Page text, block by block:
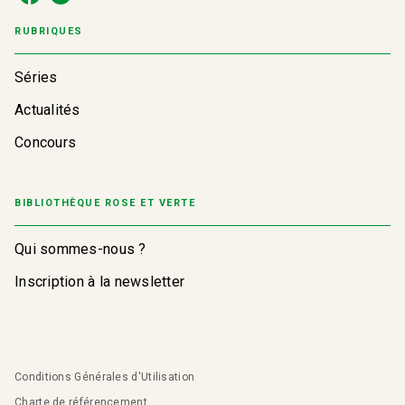
RUBRIQUES
Séries
Actualités
Concours
BIBLIOTHÈQUE ROSE ET VERTE
Qui sommes-nous ?
Inscription à la newsletter
Conditions Générales d'Utilisation
Charte de référencement